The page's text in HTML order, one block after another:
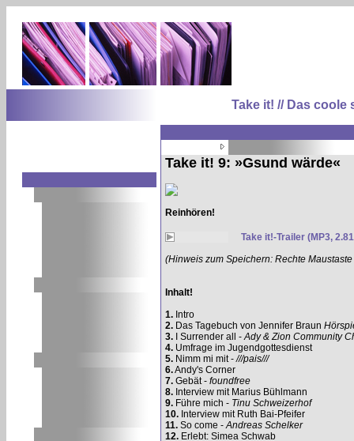
Take it! // Das
Take it! 9: »Gsund wärde«
Reinhören!
Take it!-Trailer (MP3,
(Hinweis zum Speichern: Rechte
Inhalt!
1. Intro
2. Das Tagebuch von Jennifer Braun
3. I Surrender all -Ady & Zion Community
4. Umfrage im Jugendgottesdienst
5. Nimm mi mit -///pais///
6.Andy's Corner
7. Gebät - foundfree
8. Interview mit Marius Bühlmann
9. Führe mich - Tinu Schweizerhof
10. Interview mit Ruth Bai-Pfeifer
11. So come -Andreas Schelker
12. Erlebt: Simea Schwab